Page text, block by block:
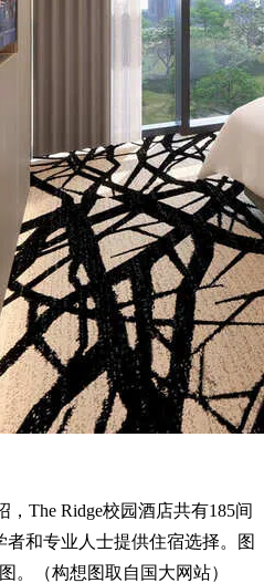
The Ridge校园酒店共有185间
和专业人士提供住宿选择。图
。（构想图取自国大网站）